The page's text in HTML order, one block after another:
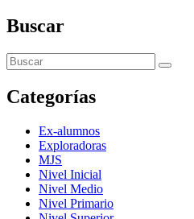
Buscar
Categorías
Ex-alumnos
Exploradoras
MJS
Nivel Inicial
Nivel Medio
Nivel Primario